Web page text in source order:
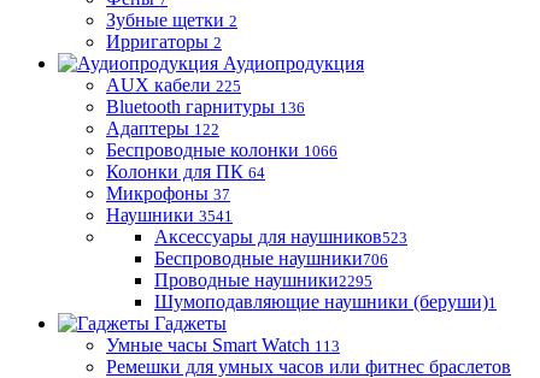
Зубные щетки 2
Ирригаторы 2
Аудиопродукция
AUX кабели 225
Bluetooth гарнитуры 136
Адаптеры 122
Беспроводные колонки 1066
Колонки для ПК 64
Микрофоны 37
Наушники 3541
Аксессуары для наушников523
Беспроводные наушники706
Проводные наушники2295
Шумоподавляющие наушники (беруши)1
Гаджеты
Умные часы Smart Watch 113
Ремешки для умных часов или фитнес браслетов